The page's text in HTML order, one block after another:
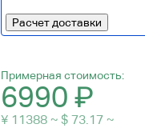
Расчет доставки
Примерная стоимость:
6990 ₽
¥ 11388 ~ $ 73.17 ~